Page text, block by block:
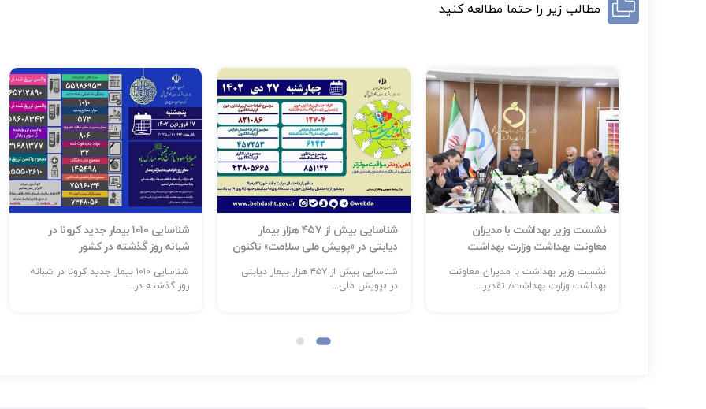
مطالب زیر را حتما مطالعه کنید
نشست وزیر بهداشت با مدیران
معاونت بهداشت وزارت بهداشت
نشست وزیر بهداشت با مدیران معاونت
بهداشت وزارت بهداشت/ تقدیر...
شناسایی بیش از ۴۵۷ هزار بیمار
دیابتی در «پویش ملی سلامت» تاکنون
شناسایی بیش از ۴۵۷ هزار بیمار دیابتی
در «پویش ملی...
شناسایی ۱۰۱۰ بیمار جدید کرونا در
شبانه روز گذشته در کشور
شناسایی ۱۰۱۰ بیمار جدید کرونا در شبانه
روز گذشته در...